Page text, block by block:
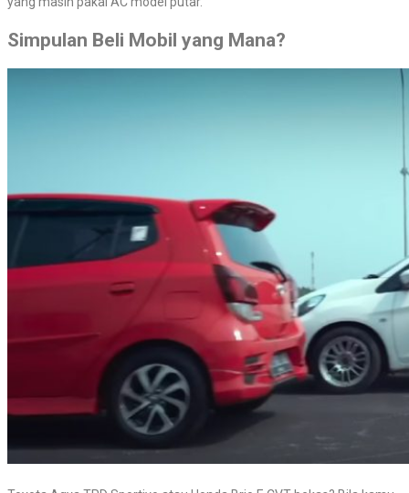
Simpulan Beli Mobil yang Mana?